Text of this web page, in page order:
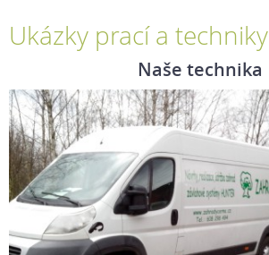
Ukázky prací a techniky
Naše technika